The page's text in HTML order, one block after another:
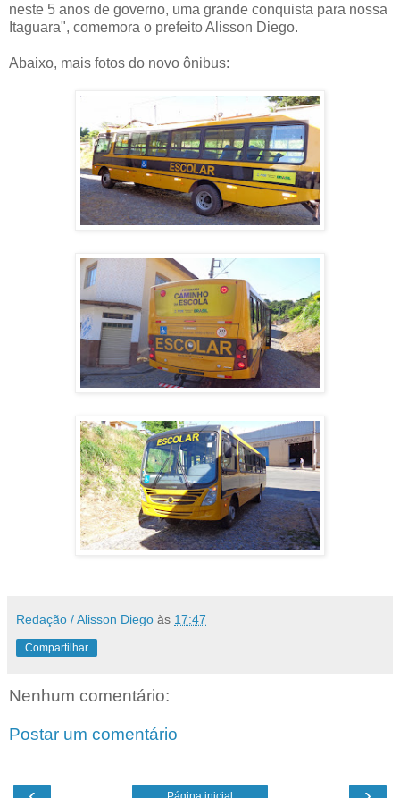
neste 5 anos de governo, uma grande conquista para nossa
Itaguara", comemora o prefeito Alisson Diego.
Abaixo, mais fotos do novo ônibus:
Redação / Alisson Diego às 17:47
Compartilhar
Nenhum comentário:
Postar um comentário